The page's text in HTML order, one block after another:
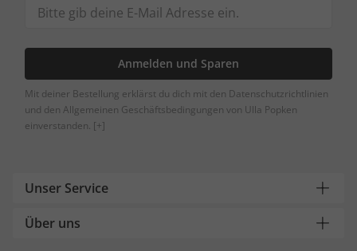
Anmelden und Sparen
Mit deiner Bestellung erklärst du dich mit den Datenschutzrichtlinien
und den Allgemeinen Geschäftsbedingungen von Ulla Popken
einverstanden. [+]
Unser Service
Über uns